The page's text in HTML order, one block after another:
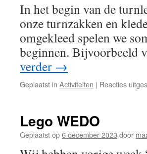
In het begin van de
onze turnzakken en
omgekleed spelen we
beginnen. Bijvoorbeeld
verder →
Geplaatst in Activiteiten | Reacties
Lego WEDO
Geplaatst op6 december 2023 door